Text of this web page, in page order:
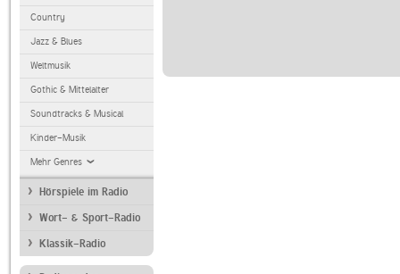
Country
Jazz & Blues
Weltmusik
Gothic & Mittelalter
Soundtracks & Musical
Kinder-Musik
Mehr Genres
Hörspiele im Radio
Wort- & Sport-Radio
Klassik-Radio